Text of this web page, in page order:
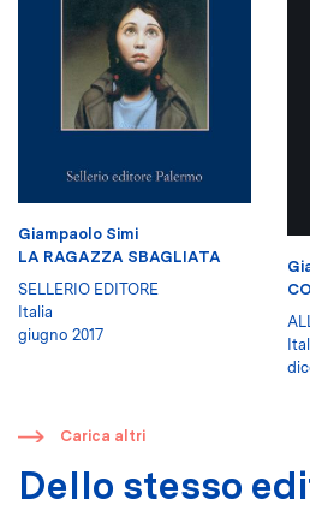
Giampaolo Simi
LA RAGAZZA SBAGLIATA
SELLERIO EDITORE
Italia
giugno 2017
​ Carica altri
Dello stesso